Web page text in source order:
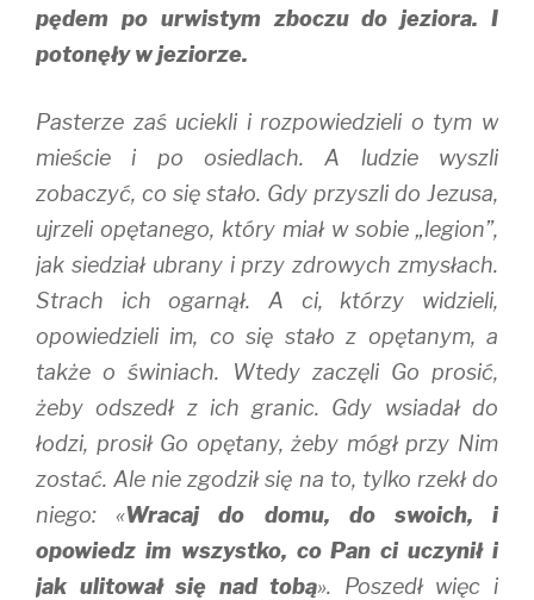
pędem po urwistym zboczu do jeziora. I
potonęły w jeziorze.
Pasterze zaś uciekli i rozpowiedzieli o tym w
mieście i po osiedlach. A ludzie wyszli
zobaczyć, co się stało. Gdy przyszli do Jezusa,
ujrzeli opętanego, który miał w sobie „legion”,
jak siedział ubrany i przy zdrowych zmysłach.
Strach ich ogarnął. A ci, którzy widzieli,
opowiedzieli im, co się stało z opętanym, a
także o świniach. Wtedy zaczęli Go prosić,
żeby odszedł z ich granic. Gdy wsiadał do
łodzi, prosił Go opętany, żeby mógł przy Nim
zostać. Ale nie zgodził się na to, tylko rzekł do
niego: «Wracaj do domu, do swoich, i
opowiedz im wszystko, co Pan ci uczynił i
jak ulitował się nad tobą». Poszedł więc i